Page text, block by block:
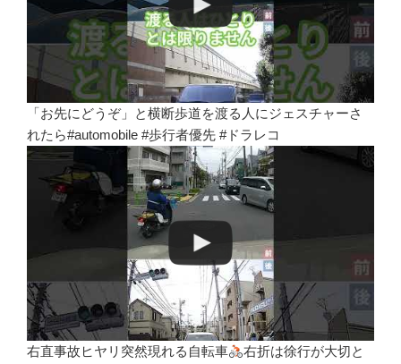
「お先にどうぞ」と横断歩道を渡る人にジェスチャーさ
れたら#automobile #歩行者優先 #ドラレコ
右直事故ヒヤリ突然現れる自転車
右折は徐行が大切と